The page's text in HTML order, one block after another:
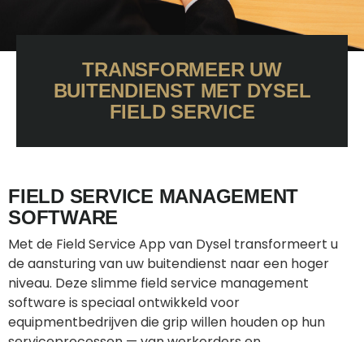
TRANSFORMEER UW
BUITENDIENST MET DYSEL
FIELD SERVICE
FIELD SERVICE MANAGEMENT
SOFTWARE
Met de Field Service App van Dysel transformeert u
de aansturing van uw buitendienst naar een hoger
niveau. Deze slimme field service management
software is speciaal ontwikkeld voor
equipmentbedrijven die grip willen houden op hun